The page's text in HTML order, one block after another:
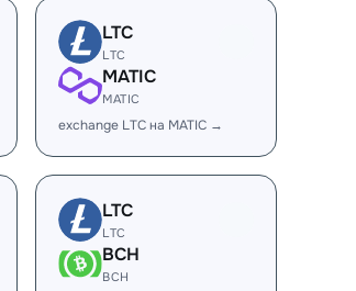
LTC
LTC
MATIC
MATIC
exchange LTC на MATIC →
LTC
LTC
BCH
BCH